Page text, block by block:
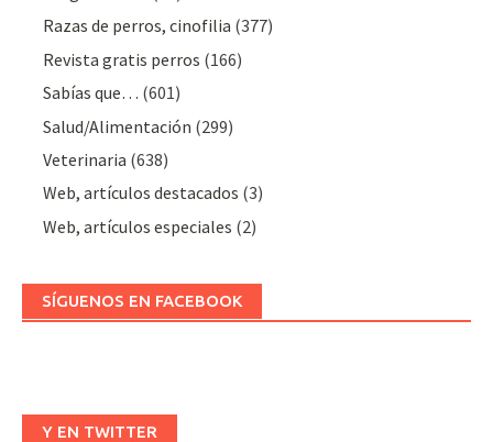
Razas de perros, cinofilia (377)
Revista gratis perros (166)
Sabías que… (601)
Salud/Alimentación (299)
Veterinaria (638)
Web, artículos destacados (3)
Web, artículos especiales (2)
SÍGUENOS EN FACEBOOK
Y EN TWITTER